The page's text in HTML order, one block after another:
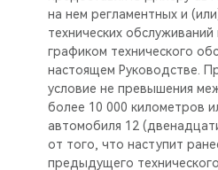
на нем регламентных и
технических
графиком технического
настоящем Руководстве.
условие не превышения
более 10 000 километров
автомобиля 12
от того, что наступит
предыдущего